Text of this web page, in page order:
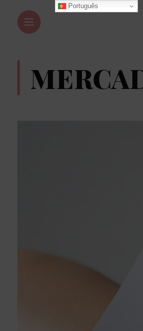
Português